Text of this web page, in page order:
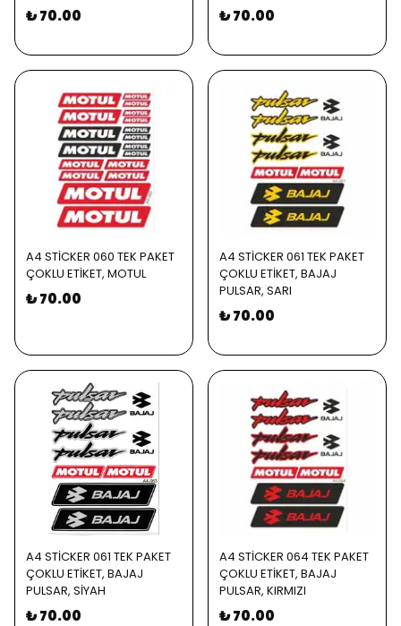
₺ 70.00 ₺ 70.00
A4 STİCKER 060 TEK PAKET
ÇOKLU ETİKET, MOTUL
₺ 70.00
A4 STİCKER 061 TEK PAKET
ÇOKLU ETİKET, BAJAJ
PULSAR, SARI
₺ 70.00
A4 STİCKER 061 TEK PAKET
ÇOKLU ETİKET, BAJAJ
PULSAR, SİYAH
₺ 70.00
A4 STİCKER 064 TEK PAKET
ÇOKLU ETİKET, BAJAJ
PULSAR, KIRMIZI
₺ 70.00